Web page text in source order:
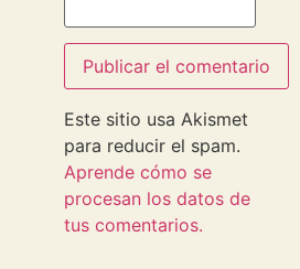
Este sitio usa Akismet
para reducir el spam.
Aprende cómo se
procesan los datos de
tus comentarios.